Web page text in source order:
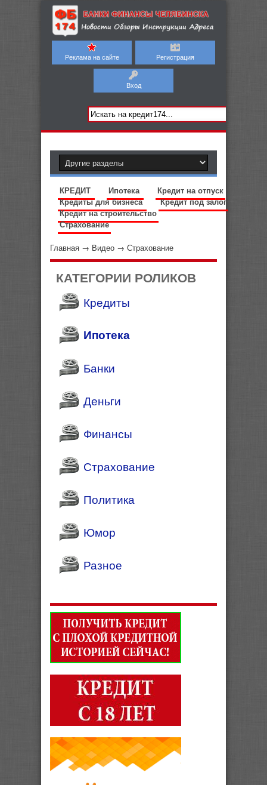
Реклама на сайте Регистрация
Вход
КРЕДИТ Ипотека
Кредит на отпуск
Кредиты для бизнеса
Кредит под залог
Кредит на строительство
Страхование
Главная → Видео → Страхование
КАТЕГОРИИ РОЛИКОВ
Кредиты
Ипотека
Банки
Деньги
Финансы
Страхование
Политика
Юмор
Разное